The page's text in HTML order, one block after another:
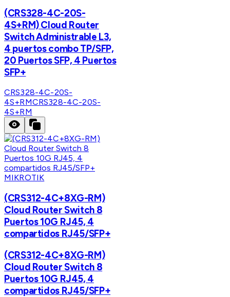
(CRS328-4C-20S-
4S+RM) Cloud Router
Switch Administrable L3,
4 puertos combo TP/SFP,
20 Puertos SFP, 4 Puertos
SFP+
CRS328-4C-20S-
4S+RMCRS328-4C-20S-
4S+RM
MIKROTIK
(CRS312-4C+8XG-RM)
Cloud Router Switch 8
Puertos 10G RJ45, 4
compartidos RJ45/SFP+
(CRS312-4C+8XG-RM)
Cloud Router Switch 8
Puertos 10G RJ45, 4
compartidos RJ45/SFP+